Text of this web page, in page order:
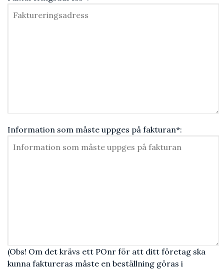
Information som måste uppges på fakturan*:
(Obs! Om det krävs ett POnr för att ditt företag ska
kunna faktureras måste en beställning göras i